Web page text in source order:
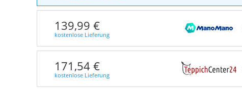
139,99 €
kostenlose Lieferung
171,54 €
kostenlose Lieferung